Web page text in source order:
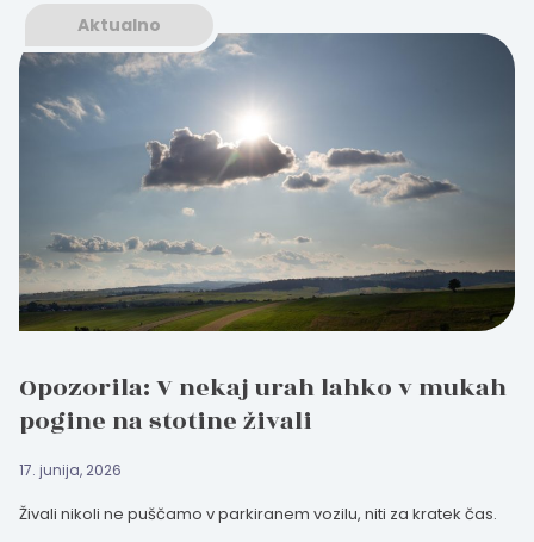
Aktualno
Opozorila: V nekaj urah lahko v mukah
pogine na stotine živali
17. junija, 2026
Živali nikoli ne puščamo v parkiranem vozilu, niti za kratek čas.